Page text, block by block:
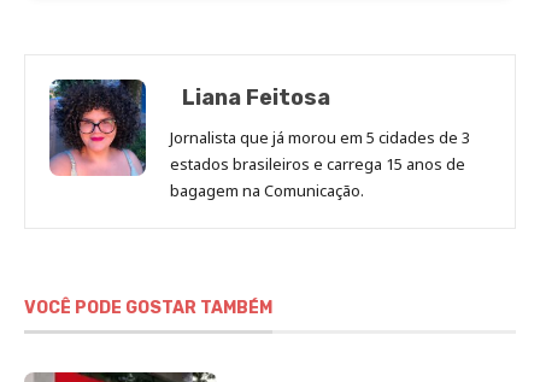
Liana Feitosa
Jornalista que já morou em 5 cidades de 3
estados brasileiros e carrega 15 anos de
bagagem na Comunicação.
VOCÊ PODE GOSTAR TAMBÉM